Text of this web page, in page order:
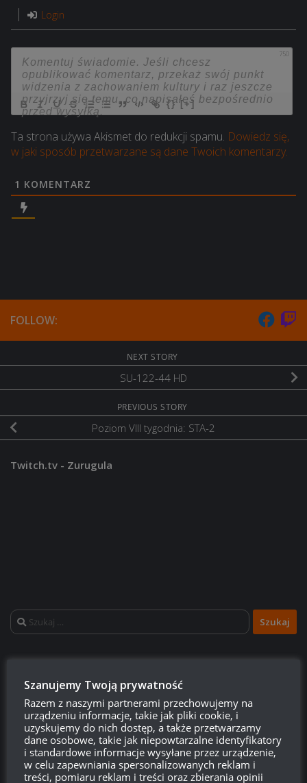
Login
750
{} [+]
Ta strona używa Akismet do redukcji spamu. Dowiedz się,
w jaki sposób przetwarzane są dane Twoich komentarzy.
1 KOMENTARZ
FOLLOW:
NEXT STORY
SU-122-44 HD
PREVIOUS STORY
Poziom VIII tygodnia: STA-2
Twitch.tv - Zurugula
Szukaj:
Zarejestruj się
Zaloguj się
Kanał wpisów
Szanujemy Twoją prywatność
Razem z naszymi partnerami przechowujemy na
urządzeniu informacje, takie jak pliki cookie, i
uzyskujemy do nich dostęp, a także przetwarzamy
dane osobowe, takie jak niepowtarzalne identyfikatory
i standardowe informacje wysyłane przez urządzenie,
w celu zapewniania spersonalizowanych reklam i
treści, pomiaru reklam i treści oraz zbierania opinii